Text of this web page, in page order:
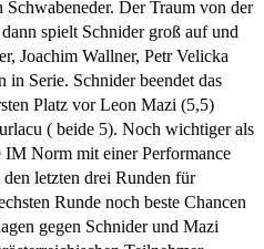
Der Traum von der
spielt Schnider groß auf und
Joachim Wallner, Petr Velicka
Serie. Schnider beendet das
Platz vor Leon Mazi (5,5)
( beide 5). Noch wichtiger als
IM Norm mit einer Performance
letzten drei Runden für
Runde noch beste Chancen
gegen Schnider und Mazi